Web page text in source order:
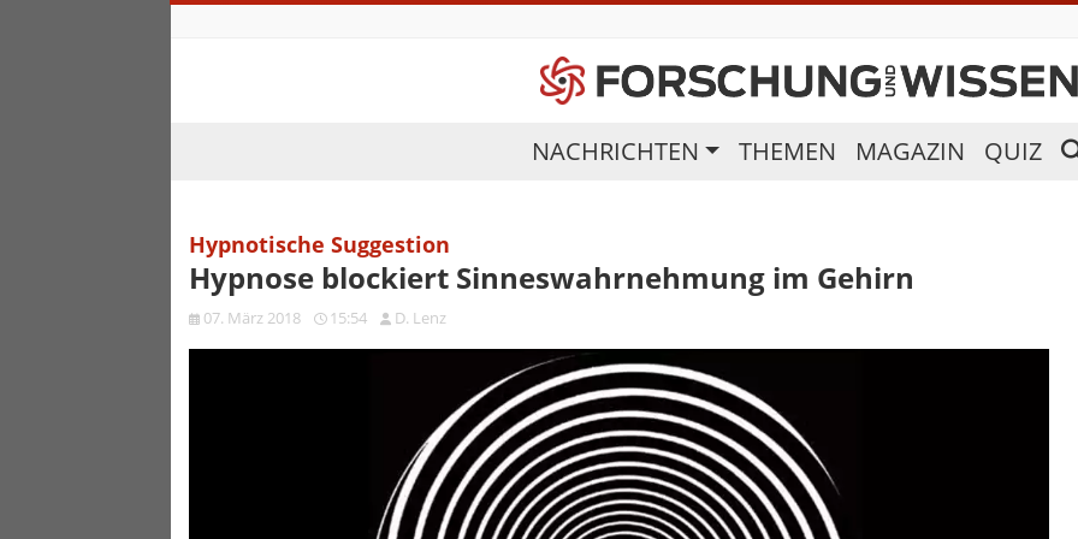
NACHRICHTEN THEMEN MAGAZIN QUIZ
Hypnotische Suggestion
Hypnose blockiert Sinneswahrnehmung im Gehirn
07. März 2018 15:54 D. Lenz